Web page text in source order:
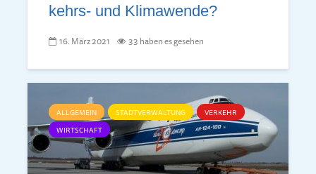
kehrs- und Kli­ma­wen­de?
16. März 2021 33 haben es gesehen
ALLGEMEIN STADTVERWALTUNG
VERKEHR
WIRTSCHAFT